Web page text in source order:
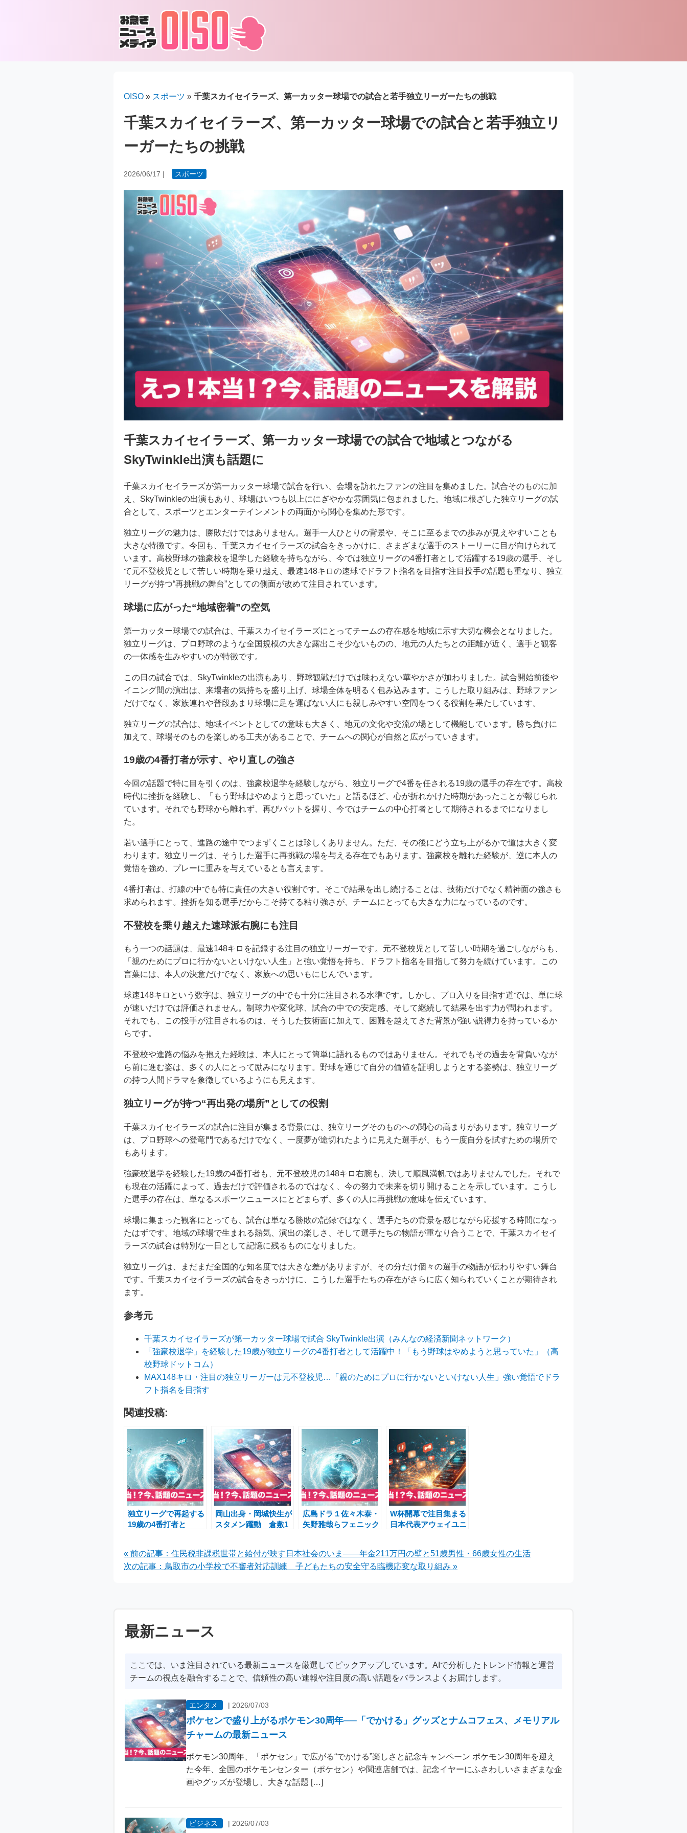
OISO » スポーツ » 千葉スカイセイラーズ、第一カッター球場での試合と若手独立リーガーたちの挑戦
千葉スカイセイラーズ、第一カッター球場での試合と若手独立リ
ーガーたちの挑戦
2026/06/17 | スポーツ
千葉スカイセイラーズ、第一カッター球場での試合で地域とつながる
SkyTwinkle出演も話題に
千葉スカイセイラーズが第一カッター球場で試合を行い、会場を訪れたファンの注目を集めました。試合そのものに加
え、SkyTwinkleの出演もあり、球場はいつも以上ににぎやかな雰囲気に包まれました。地域に根ざした独立リーグの試
合として、スポーツとエンターテインメントの両面から関心を集めた形です。
独立リーグの魅力は、勝敗だけではありません。選手一人ひとりの背景や、そこに至るまでの歩みが見えやすいことも
大きな特徴です。今回も、千葉スカイセイラーズの試合をきっかけに、さまざまな選手のストーリーに目が向けられて
います。高校野球の強豪校を退学した経験を持ちながら、今では独立リーグの4番打者として活躍する19歳の選手、そし
て元不登校児として苦しい時期を乗り越え、最速148キロの速球でドラフト指名を目指す注目投手の話題も重なり、独立
リーグが持つ“再挑戦の舞台”としての側面が改めて注目されています。
球場に広がった“地域密着”の空気
第一カッター球場での試合は、千葉スカイセイラーズにとってチームの存在感を地域に示す大切な機会となりました。
独立リーグは、プロ野球のような全国規模の大きな露出こそ少ないものの、地元の人たちとの距離が近く、選手と観客
の一体感を生みやすいのが特徴です。
この日の試合では、SkyTwinkleの出演もあり、野球観戦だけでは味わえない華やかさが加わりました。試合開始前後や
イニング間の演出は、来場者の気持ちを盛り上げ、球場全体を明るく包み込みます。こうした取り組みは、野球ファン
だけでなく、家族連れや普段あまり球場に足を運ばない人にも親しみやすい空間をつくる役割を果たしています。
独立リーグの試合は、地域イベントとしての意味も大きく、地元の文化や交流の場として機能しています。勝ち負けに
加えて、球場そのものを楽しめる工夫があることで、チームへの関心が自然と広がっていきます。
19歳の4番打者が示す、やり直しの強さ
今回の話題で特に目を引くのは、強豪校退学を経験しながら、独立リーグで4番を任される19歳の選手の存在です。高校
時代に挫折を経験し、「もう野球はやめようと思っていた」と語るほど、心が折れかけた時期があったことが報じられ
ています。それでも野球から離れず、再びバットを握り、今ではチームの中心打者として期待されるまでになりまし
た。
若い選手にとって、進路の途中でつまずくことは珍しくありません。ただ、その後にどう立ち上がるかで道は大きく変
わります。独立リーグは、そうした選手に再挑戦の場を与える存在でもあります。強豪校を離れた経験が、逆に本人の
覚悟を強め、プレーに重みを与えているとも言えます。
4番打者は、打線の中でも特に責任の大きい役割です。そこで結果を出し続けることは、技術だけでなく精神面の強さも
求められます。挫折を知る選手だからこそ持てる粘り強さが、チームにとっても大きな力になっているのです。
不登校を乗り越えた速球派右腕にも注目
もう一つの話題は、最速148キロを記録する注目の独立リーガーです。元不登校児として苦しい時期を過ごしながらも、
「親のためにプロに行かないといけない人生」と強い覚悟を持ち、ドラフト指名を目指して努力を続けています。この
言葉には、本人の決意だけでなく、家族への思いもにじんでいます。
球速148キロという数字は、独立リーグの中でも十分に注目される水準です。しかし、プロ入りを目指す道では、単に球
が速いだけでは評価されません。制球力や変化球、試合の中での安定感、そして継続して結果を出す力が問われます。
それでも、この投手が注目されるのは、そうした技術面に加えて、困難を越えてきた背景が強い説得力を持っているか
らです。
不登校や進路の悩みを抱えた経験は、本人にとって簡単に語れるものではありません。それでもその過去を背負いなが
ら前に進む姿は、多くの人にとって励みになります。野球を通じて自分の価値を証明しようとする姿勢は、独立リーグ
の持つ人間ドラマを象徴しているようにも見えます。
独立リーグが持つ“再出発の場所”としての役割
千葉スカイセイラーズの試合に注目が集まる背景には、独立リーグそのものへの関心の高まりがあります。独立リーグ
は、プロ野球への登竜門であるだけでなく、一度夢が途切れたように見えた選手が、もう一度自分を試すための場所で
もあります。
強豪校退学を経験した19歳の4番打者も、元不登校児の148キロ右腕も、決して順風満帆ではありませんでした。それで
も現在の活躍によって、過去だけで評価されるのではなく、今の努力で未来を切り開けることを示しています。こうし
た選手の存在は、単なるスポーツニュースにとどまらず、多くの人に再挑戦の意味を伝えています。
球場に集まった観客にとっても、試合は単なる勝敗の記録ではなく、選手たちの背景を感じながら応援する時間になっ
たはずです。地域の球場で生まれる熱気、演出の楽しさ、そして選手たちの物語が重なり合うことで、千葉スカイセイ
ラーズの試合は特別な一日として記憶に残るものになりました。
独立リーグは、まだまだ全国的な知名度では大きな差がありますが、その分だけ個々の選手の物語が伝わりやすい舞台
です。千葉スカイセイラーズの試合をきっかけに、こうした選手たちの存在がさらに広く知られていくことが期待され
ます。
参考元
千葉スカイセイラーズが第一カッター球場で試合 SkyTwinkle出演（みんなの経済新聞ネットワーク）
「強豪校退学」を経験した19歳が独立リーグの4番打者として活躍中！「もう野球はやめようと思っていた」（高
校野球ドットコム）
MAX148キロ・注目の独立リーガーは元不登校児…「親のためにプロに行かないといけない人生」強い覚悟でドラ
フト指名を目指す
関連投稿:
独立リーグで再起する
19歳の4番打者と
り越えた若き挑戦
岡山出身・岡城快生が
スタメン躍動 倉敷1
広島ドラ１佐々木泰・
矢野雅哉らフェニック
競演
W杯開幕で注目集まる
日本代表アウェイユニ
« 前の記事：住民税非課税世帯と給付が映す日本社会のいま――年金211万円の壁と51歳男性・66歳女性の生活
次の記事：鳥取市の小学校で不審者対応訓練 子どもたちの安全守る臨機応変な取り組み »
最新ニュース
ここでは、いま注目されている最新ニュースを厳選してピックアップしています。AIで分析したトレンド情報と運営
チームの視点を融合することで、信頼性の高い速報や注目度の高い話題をバランスよくお届けします。
エンタメ | 2026/07/03
ポケセンで盛り上がるポケモン30周年──「でかける」グッズとナムコフェス、メモリアル
チャームの最新ニュース
ポケモン30周年、「ポケセン」で広がる“でかける”楽しさと記念キャンペーン ポケモン30周年を迎え
た今年、全国のポケモンセンター（ポケセン）や関連店舗では、記念イヤーにふさわしいさまざまな企
画やグッズが登場し、大きな話題 […]
ビジネス | 2026/07/03